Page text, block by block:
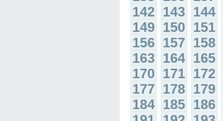
142 143 144
149 150 151
156 157 158
163 164 165
170 171 172
177 178 179
184 185 186